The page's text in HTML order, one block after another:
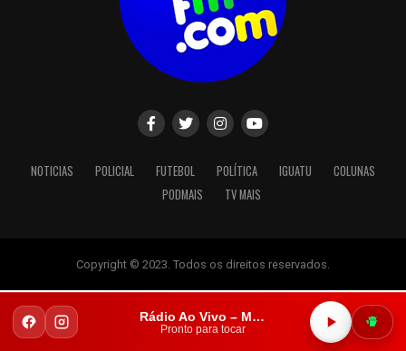
NOTICIAS POLICIAL FUTEBOL POLÍTICA IGUATU
COLUNAS
PODMAIS
TV MAIS
Copyright © 2023. Todos os direitos reservados.
Rádio Ao Vivo – Mais FM Iguatu
Pronto para tocar